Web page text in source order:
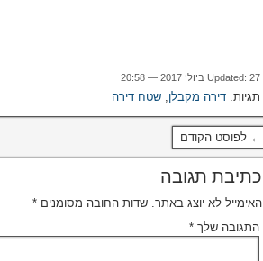
Updated: 27 ביולי 2017 — 20:58
תגיות:דירה מקבלן,שטח דירה
← לפוסט הקודם
כתיבת תגובה
האימייל לא יוצג באתר. שדות החובה מסומנים*
התגובה שלך*